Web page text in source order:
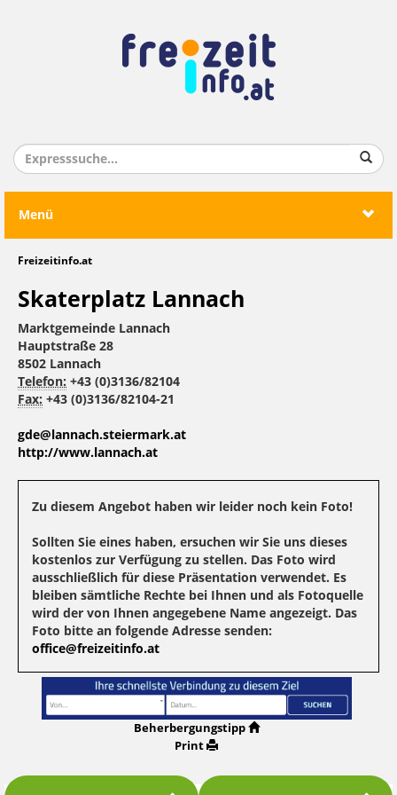
Menü
Freizeitinfo.at
Skaterplatz Lannach
Marktgemeinde Lannach
Hauptstraße 28
8502 Lannach
Telefon: +43 (0)3136/82104
Fax: +43 (0)3136/82104-21
gde@lannach.steiermark.at
http://www.lannach.at
Zu diesem Angebot haben wir leider noch kein Foto!
Sollten Sie eines haben, ersuchen wir Sie uns dieses
kostenlos zur Verfügung zu stellen. Das Foto wird
ausschließlich für diese Präsentation verwendet. Es
bleiben sämtliche Rechte bei Ihnen und als Fotoquelle
wird der von Ihnen angegebene Name angezeigt. Das
Foto bitte an folgende Adresse senden:
office@freizeitinfo.at
Beherbergungstipp
Print